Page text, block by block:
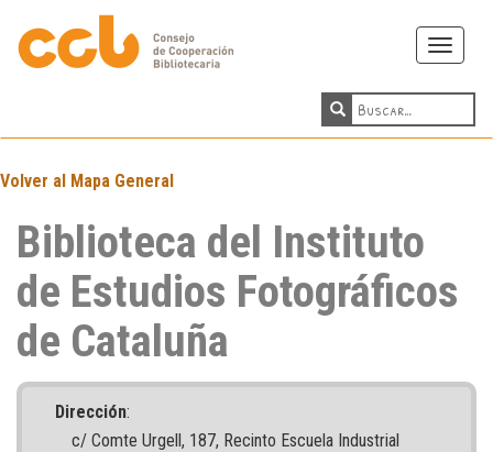
Toggle
Volver al Mapa General
Biblioteca del Instituto
de Estudios Fotográficos
de Cataluña
Dirección:
c/ Comte Urgell, 187, Recinto Escuela Industrial